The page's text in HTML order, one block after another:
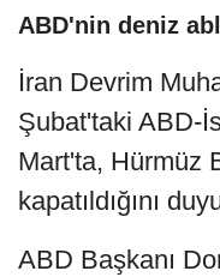
ABD'nin deniz
İran Devrim
Şubat'taki ABD-
Mart'ta, Hürmüz
kapatıldığını
ABD Başkanı